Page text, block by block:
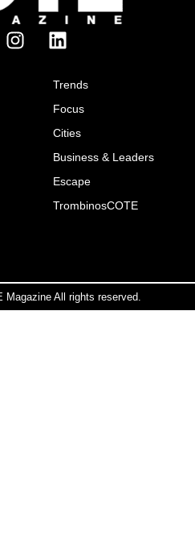
Trends
Focus
Cities
Business & Leaders
Escape
TrombinosCOTE
Magazine All rights reserved.